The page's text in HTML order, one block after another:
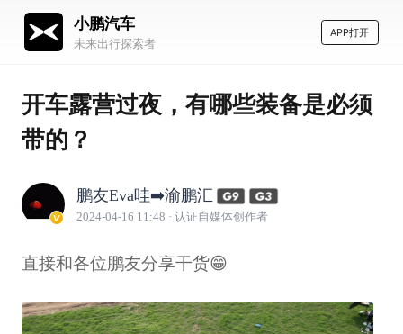
小鹏汽车
未来出行探索者
APP打开
开车露营过夜，有哪些装备是必须
带的？
鹏友Eva哇➡️渝鹏汇
2024-04-16 11:48 · 认证自媒体创作者
直接和各位鹏友分享干货😁